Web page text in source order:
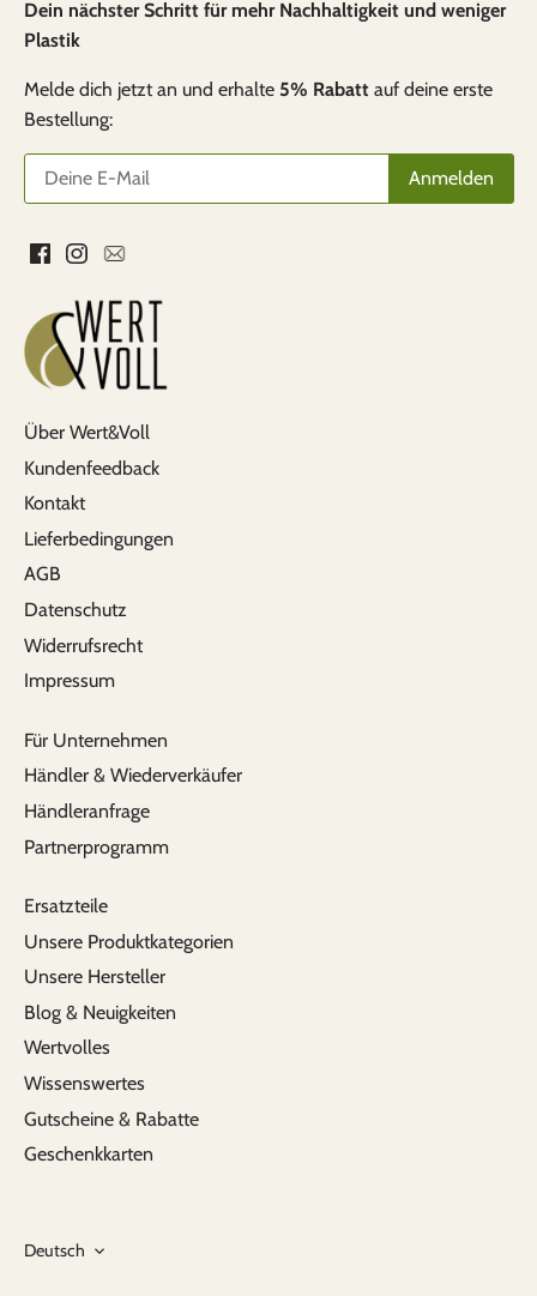
Dein nächster Schritt für mehr Nachhaltigkeit und weniger
Plastik
Melde dich jetzt an und erhalte 5% Rabatt auf deine erste
Bestellung:
Über Wert&Voll
Kundenfeedback
Kontakt
Lieferbedingungen
AGB
Datenschutz
Widerrufsrecht
Impressum
Für Unternehmen
Händler & Wiederverkäufer
Händleranfrage
Partnerprogramm
Ersatzteile
Unsere Produktkategorien
Unsere Hersteller
Blog & Neuigkeiten
Wertvolles
Wissenswertes
Gutscheine & Rabatte
Geschenkkarten
Sprache
Deutsch